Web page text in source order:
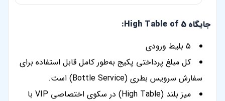
جایگاه High Table of 5:
۵ بلیط ورودی
کل مبلغ پرداختی پکیج به‌طور کامل قابل استفاده برای
سفارش سرویس بطری (Bottle Service) است.
میز بلند (High Table) در سکوی اختصاصی VIP با